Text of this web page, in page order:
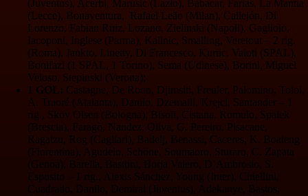
(Juventus), Acerbi, Marusic (Lazio), Babacar, Farias, La Mantia
(Lecce), Bonaventura, Rafael Leão (Milan), Callejón, Di
Lorenzo, Fabian Ruiz, Lozano, Zielinski (Napoli), Gagliolo,
Iacoponi, Inglese (Parma), Kalinic, Smalling, Veretout – 2 rig.
(Roma), Jankto, Linetty, Di Francesco, Kurtic, Valoti (SPAL),
Bonifazi (1 SPAL, 1 Torino), Sema (Udinese), Borini, Miguel
Veloso, Stepinski (Verona);
1 GOL: Castagne, De Roon, Djimsiti, Freuler, Palomino, Toloi,
A. Traoré (Atalanta), Danilo, Dzemaili, Krejci, Santander – 1
rig., Skov Olsen (Bologna), Bisoli, Cistana, Romulo, Spalek
(Brescia), Faragò, Nandez, Oliva, G. Pereiro, Pisacane,
Ragatzu, Rog (Cagliari), Badelj, Benassi, Caceres, K. Boateng
(Fiorentina), Agudelo, Schöne, Soumaoro, Sturaro, C. Zapata
(Genoa), Barella, Bastoni, Borja Valero, D’Ambrosio, S.
Esposito – 1 rig., Alexis Sánchez, Young (Inter), Chiellini,
Cuadrado, Danilo, Demiral (Juventus), Adekanye, Bastos,